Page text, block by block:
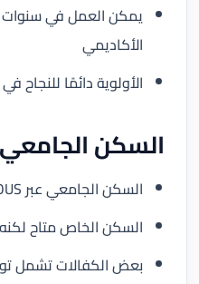
يمكن العمل في سنوات
الأكاديمي
الأولوية دائمًا للنجاح
السكن الجامعي
السكن الجامعي عبر CROUS هو الخيار الأقل تكلفة
السكن الخاص متاح لكنه
بعض الكفالات تشمل